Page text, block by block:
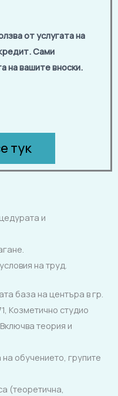
от услугата на
Сами
на вашите вноски.
тук
и
на труд.
база на центъра в гр.
Козметично студио
теория и
обучението, групите
(теоретична,